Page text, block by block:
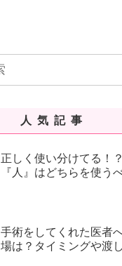
人気記事
正しく使い分けてる！
『人』はどちらを使う
手術をしてくれた医者
場は？タイミングや渡